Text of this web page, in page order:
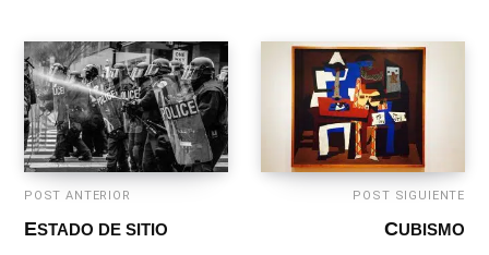
POST ANTERIOR
ESTADO DE SITIO
POST SIGUIENTE
CUBISMO